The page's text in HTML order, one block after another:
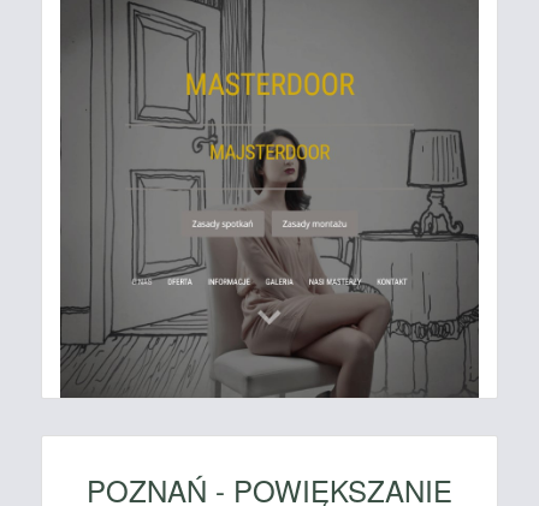
POZNAŃ - POWIĘKSZANIE